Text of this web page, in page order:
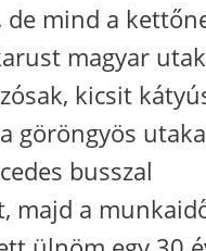
de mind a
magyar
kicsit
göröngyös
busszal
majd a